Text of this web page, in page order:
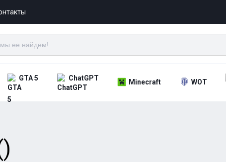
GTA 5 ChatGPT Minecraft WOT